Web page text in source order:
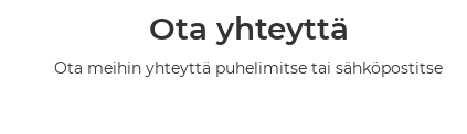
Ota yhteyttä
Ota meihin yhteyttä puhelimitse tai sähköpostitse